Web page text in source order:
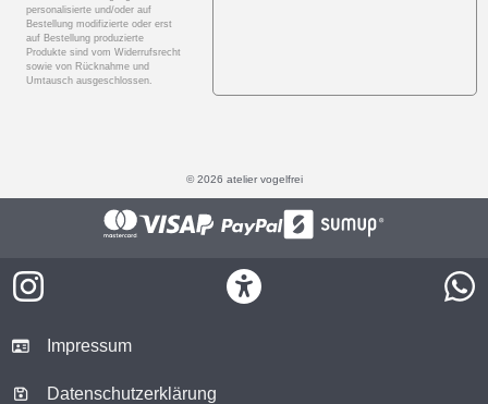
personalisierte und/oder auf
Bestellung modifizierte oder erst
auf Bestellung produzierte
Produkte sind vom Widerrufsrecht
sowie von Rücknahme und
Umtausch ausgeschlossen.
© 2026 atelier vogelfrei
Impressum
Datenschutzerklärung